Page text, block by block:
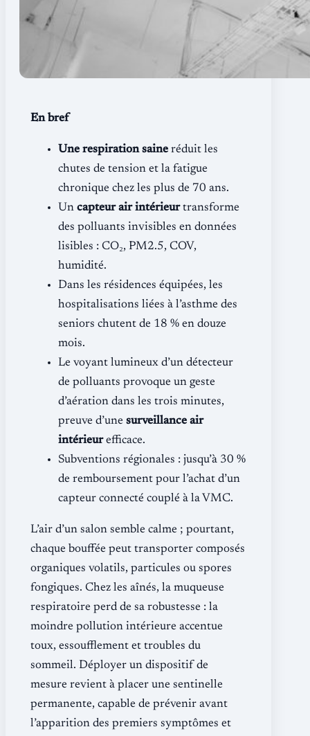
En bref
Une respiration saine réduit les
chutes de tension et la fatigue
chronique chez les plus de 70 ans.
Un capteur air intérieurtransforme
des polluants invisibles en données
lisibles : CO₂, PM2.5, COV,
humidité.
Dans les résidences équipées, les
hospitalisations liées à l’asthme des
seniors chutent de 18 % en douze
mois.
Le voyant lumineux d’un détecteur
de polluants provoque un geste
d’aération dans les trois minutes,
preuve d’une surveillance air
intérieurefficace.
Subventions régionales : jusqu’à 30 %
de remboursement pour l’achat d’un
capteur connecté couplé à la VMC.
L’air d’un salon semble calme ; pourtant,
chaque bouffée peut transporter composés
organiques volatils, particules ou spores
fongiques. Chez les aînés, la muqueuse
respiratoire perd de sa robustesse : la
moindre pollution intérieure accentue
toux, essoufflement et troubles du
sommeil. Déployer un dispositif de
mesure revient à placer une sentinelle
permanente, capable de prévenir avant
l’apparition des premiers symptômes et